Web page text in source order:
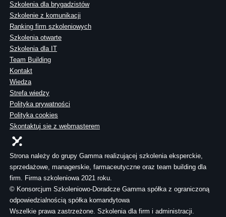
Szkolenia dla brygadzistów
Szkolenie z komunikacji
Ranking firm szkoleniowych
Szkolenia otwarte
Szkolenia dla IT
Team Building
Kontakt
Wiedza
Strefa wiedzy
Polityka prywatności
Polityka cookies
Skontaktuj sie z webmasterem
Strona należy do grupy Gamma realizującej szkolenia eksperckie,
sprzedażowe, managerskie, farmaceutyczne oraz team building dla
firm. Firma szkoleniowa 2021 roku.
© Konsorcjum Szkoleniowo-Doradcze Gamma spółka z ograniczoną
odpowiedzialnością spółka komandytowa
Wszelkie prawa zastrzeżone. Szkolenia dla firm i administracji.